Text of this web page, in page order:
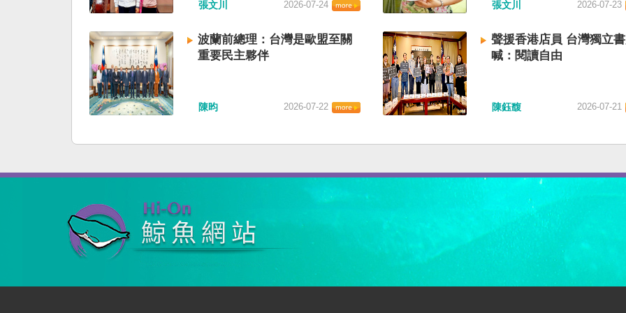
張文川 2026-07-24 張文川 2026-07-23
波蘭前總理：台灣是歐盟至關
重要民主夥伴
陳昀 2026-07-22
聲援香港店員 台灣獨立
喊：閱讀自由
陳鈺馥 2026-07-21